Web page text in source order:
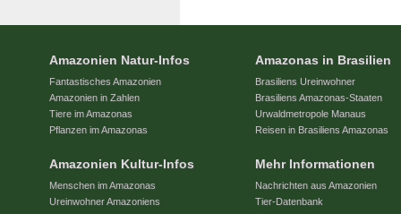
Amazonien Natur-Infos
Fantastisches Amazonien
Amazonien in Zahlen
Tiere im Amazonas
Pflanzen im Amazonas
Amazonien Kultur-Infos
Menschen im Amazonas
Ureinwohner Amazoniens
Amazonas in Brasilien
Brasiliens Ureinwohner
Brasiliens Amazonas-Staaten
Urwaldmetropole Manaus
Reisen in Brasiliens Amazonas
Mehr Informationen
Nachrichten aus Amazonien
Tier-Datenbank